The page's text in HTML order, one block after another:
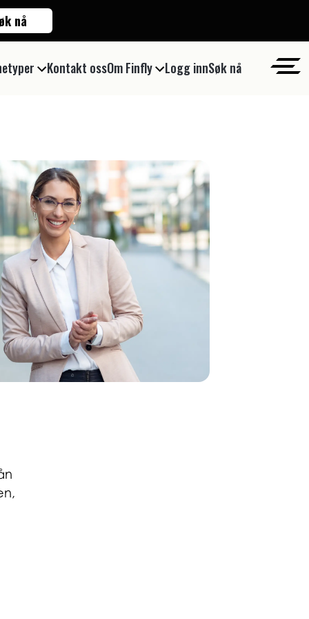
nå
Kontakt ossOm Finfly Logg innSøk nå